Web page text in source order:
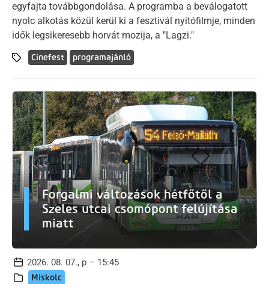
egyfajta továbbgondolása. A programba a beválogatott
nyolc alkotás közül kerül ki a fesztivál nyitófilmje, minden
idők legsikeresebb horvát mozija, a "Lagzi."
Cinefest programajánló
Forgalmi változások hétfőtől a
Szeles utcai csomópont felújítása
miatt
2026. 08. 07., p – 15:45
Miskolc